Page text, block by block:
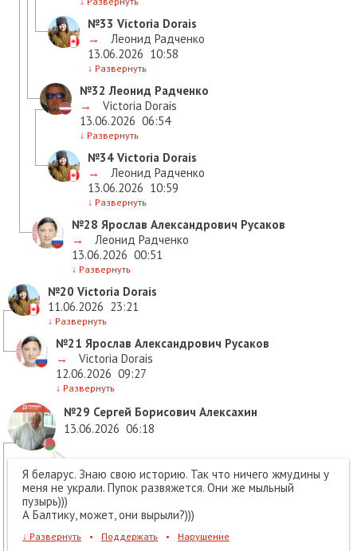
№33 Victoria Dorais
→
Леонид Радченко
13.06.2026 10:58
↓ Развернуть
№32 Леонид Радченко
→
Victoria Dorais
13.06.2026 06:54
↓ Развернуть
№34 Victoria Dorais
→
Леонид Радченко
13.06.2026 10:59
↓ Развернуть
№28 Ярослав Александрович Русаков
→
Леонид Радченко
13.06.2026 00:51
↓ Развернуть
№20 Victoria Dorais
11.06.2026 23:21
↓ Развернуть
№21 Ярослав Александрович Русаков
→
Victoria Dorais
12.06.2026 09:27
↓ Развернуть
№29 Сергей Борисович Алексахин
13.06.2026 06:18
Я беларус. Знаю свою историю. Так что ничего жмудины у
меня не украли. Пупок развяжется. Они же мыльный
пузырь)))
А Балтику, может, они вырыли?)))
↓ Развернуть • Поддержать • Нарушение